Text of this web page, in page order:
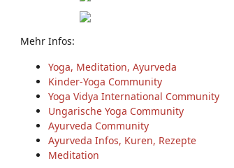
Mehr Infos:
Yoga, Meditation, Ayurveda
Kinder-Yoga Community
Yoga Vidya International Community
Ungarische Yoga Community
Ayurveda Community
Ayurveda Infos, Kuren, Rezepte
Meditation